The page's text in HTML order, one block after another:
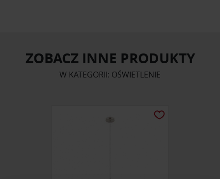
ZOBACZ INNE PRODUKTY
W KATEGORII: OŚWIETLENIE